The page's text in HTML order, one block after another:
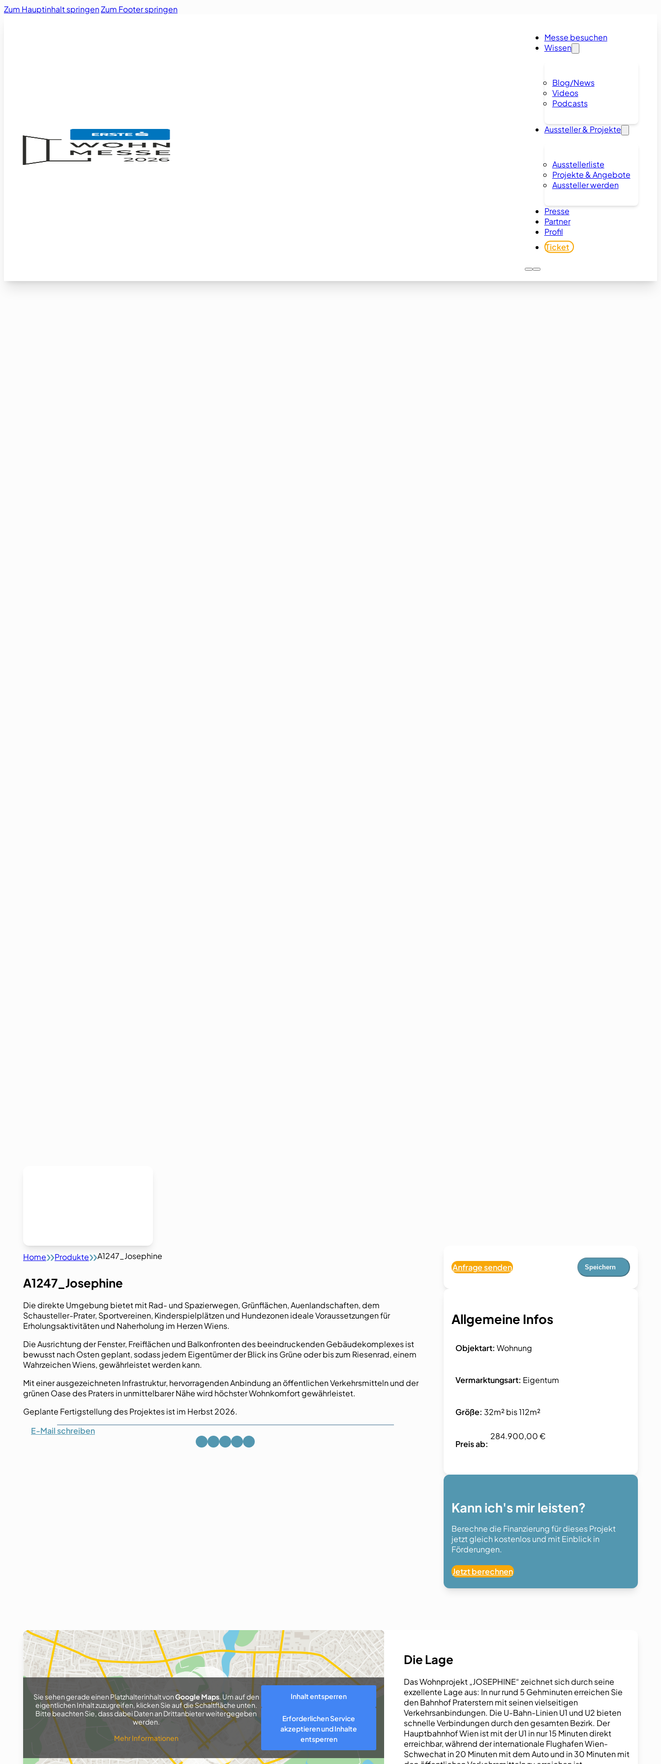
Zum Hauptinhalt springenZum Footer springen
Messe besuchen
Wissen
Blog/News
Videos
Podcasts
Aussteller & Projekte
Ausstellerliste
Projekte & Angebote
Aussteller werden
Presse
Partner
Profil
Ticket
Home Produkte A1247_Josephine
A1247_Josephine
Die direkte Umgebung bietet mit Rad- und Spazierwegen, Grünflächen, Auenlandschaften, dem
Schausteller-Prater, Sportvereinen, Kinderspielplätzen und Hundezonen ideale Voraussetzungen für
Erholungsaktivitäten und Naherholung im Herzen Wiens.
Die Ausrichtung der Fenster, Freiflächen und Balkonfronten des beeindruckenden Gebäudekomplexes ist
bewusst nach Osten geplant, sodass jedem Eigentümer der Blick ins Grüne oder bis zum Riesenrad, einem
Wahrzeichen Wiens, gewährleistet werden kann.
Mit einer ausgezeichneten Infrastruktur, hervorragenden Anbindung an öffentlichen Verkehrsmitteln und der
grünen Oase des Praters in unmittelbarer Nähe wird höchster Wohnkomfort gewährleistet.
Geplante Fertigstellung des Projektes ist im Herbst 2026.
E-Mailschreiben
Anfrage senden Speichern
Allgemeine Infos
Objektart: Wohnung
Vermarktungsart: Eigentum
Größe: 32m² bis 112m²
Preis ab:
284.900,00 €
Kann ich's mir leisten?
Berechne die Finanzierung für dieses Projekt
jetzt gleich kostenlos und mit Einblick in
Förderungen.
Jetzt berechnen
Sie sehen gerade einen Platzhalterinhalt vonGoogle Maps. Um auf den
eigentlichen Inhalt zuzugreifen, klicken Sie auf die Schaltfläche unten.
Bitte beachten Sie, dass dabei Daten an Drittanbieter weitergegeben
werden.
Mehr Informationen
Inhalt entsperren
Erforderlichen Service
akzeptieren und Inhalte
entsperren
Die Lage
Das Wohnprojekt „JOSEPHINE“ zeichnet sich durch seine
exzellente Lage aus: In nur rund 5 Gehminuten erreichen Sie
den Bahnhof Praterstern mit seinen vielseitigen
Verkehrsanbindungen. Die U-Bahn-Linien U1 und U2 bieten
schnelle Verbindungen durch den gesamten Bezirk. Der
Hauptbahnhof Wien ist mit der U1 in nur 15 Minuten direkt
erreichbar, während der internationale Flughafen Wien-
Schwechat in 20 Minuten mit dem Auto und in 30 Minuten mit